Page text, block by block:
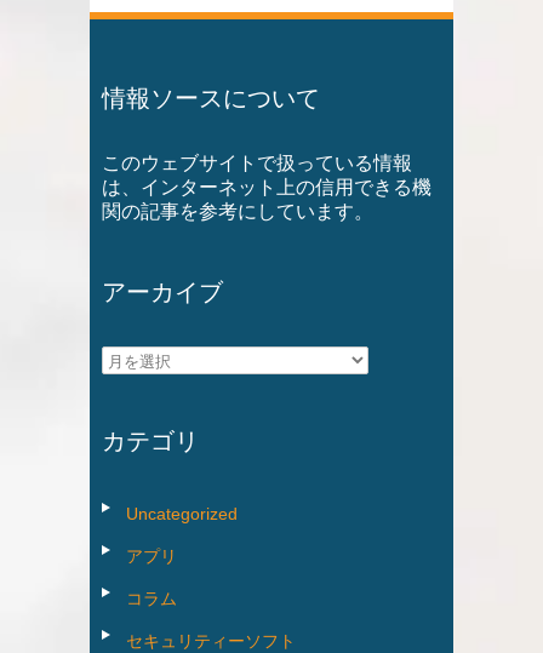
情報ソースについて
このウェブサイトで扱っている情報
は、インターネット上の信用できる機
関の記事を参考にしています。
アーカイブ
ア
カ
ブ
カテゴリ
Uncategorized
アプリ
コラム
セキュリティーソフト